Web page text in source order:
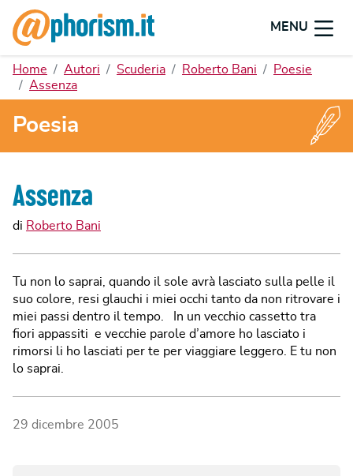
MENU
Home Autori Scuderia Roberto Bani
Poesie
Assenza
Poesia
Assenza
di Roberto Bani
Tu non lo saprai, quando il sole avrà lasciato sulla pelle il
suo colore, resi glauchi i miei occhi tanto da non ritrovare i
miei passi dentro il tempo. In un vecchio cassetto tra
fiori appassiti e vecchie parole d’amore ho lasciato i
rimorsi li ho lasciati per te per viaggiare leggero. E tu non
lo saprai.
29 dicembre 2005